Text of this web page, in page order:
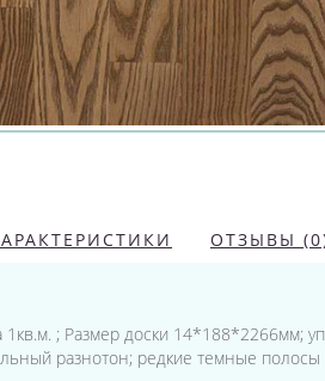
ОТЗЫВЫ
1кв.м. ; Размер доски 14*188*2266мм;
разнотон; редкие темные